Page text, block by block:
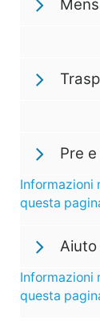
Pre
Informazioni
questa
Aiuto
Informazioni
questa